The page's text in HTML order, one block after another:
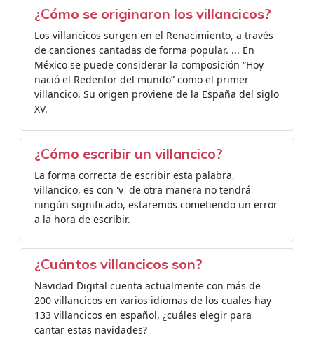
¿Cómo se originaron los villancicos?
Los villancicos surgen en el Renacimiento, a través
de canciones cantadas de forma popular. ... En
México se puede considerar la composición “Hoy
nació el Redentor del mundo” como el primer
villancico. Su origen proviene de la España del siglo
XV.
¿Cómo escribir un villancico?
La forma correcta de escribir esta palabra,
villancico, es con 'v' de otra manera no tendrá
ningún significado, estaremos cometiendo un error
a la hora de escribir.
¿Cuántos villancicos son?
Navidad Digital cuenta actualmente con más de
200 villancicos en varios idiomas de los cuales hay
133 villancicos en español, ¿cuáles elegir para
cantar estas navidades?